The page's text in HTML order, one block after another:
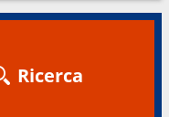
Ricerca